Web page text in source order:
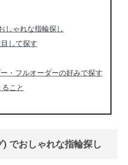
しゃれな指輪探し
して探す
・フルオーダーの好みで探す
こと
でおしゃれな指輪探し